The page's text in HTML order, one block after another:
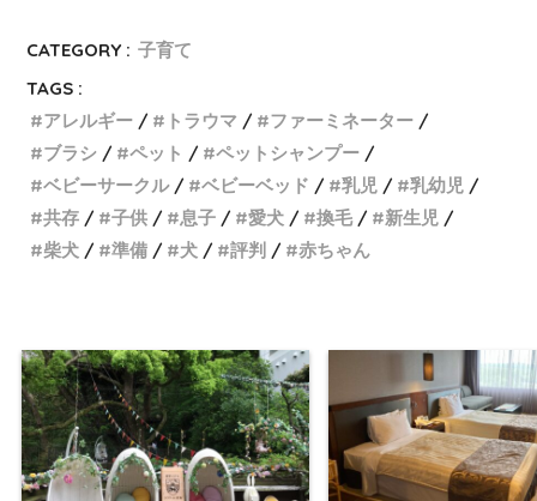
CATEGORY : 子育て
TAGS :
アレルギー
トラウマ
ファーミネーター
ブラシ
ペット
ペットシャンプー
ベビーサークル
ベビーベッド 乳児
乳幼児
共存
子供 息子 愛犬 換毛
新生児
柴犬
準備 犬 評判 赤ちゃん